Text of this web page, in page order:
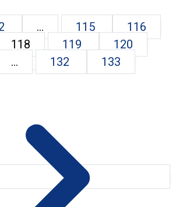
... 115
116
118 119
120
... 132 133